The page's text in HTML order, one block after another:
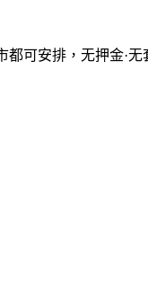
可安排，无押金·无